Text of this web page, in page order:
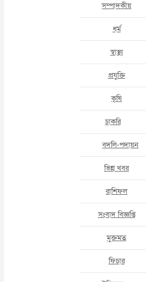
সম্পাদকীয়
ধর্ম
স্বাস্থ্য
প্রযুক্তি
কৃষি
চাকরি
বদলি-পদায়ন
ভিন্ন খবর
রাশিফল
সংবাদ বিজ্ঞপ্তি
মুক্তমত
ফিচার